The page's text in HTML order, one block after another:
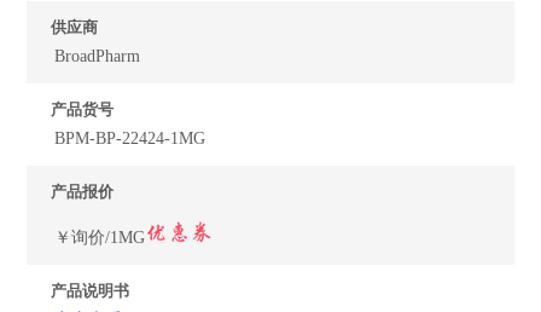
供应商
BroadPharm
产品货号
BPM-BP-22424-1MG
产品报价
￥询价/1MG
产品说明书